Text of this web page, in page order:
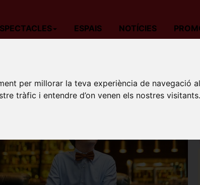
per millorar la teva experiència de
tràfic i entendre d’on venen els nostres visitants.
ESPAIS NOTÍCIES